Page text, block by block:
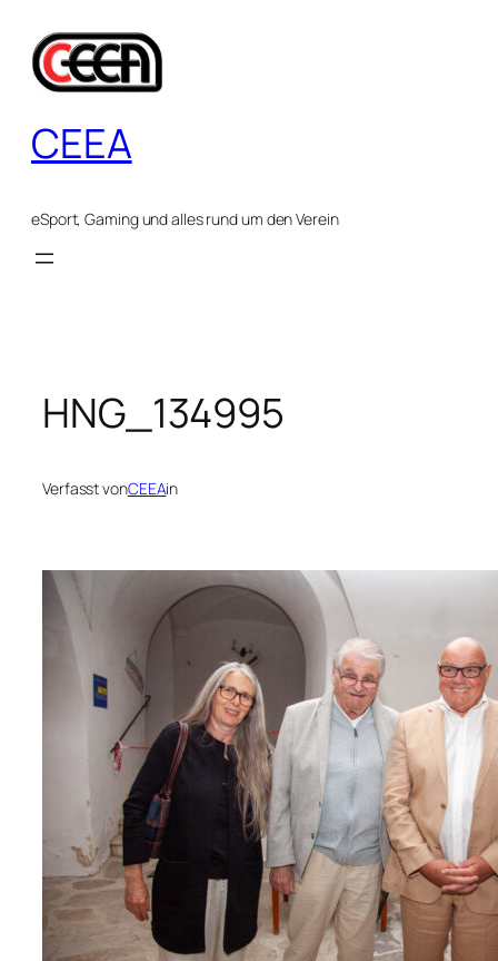
Inhalt
springen
CEEA
eSport, Gaming und alles rund um den Verein
HNG_134995
Verfasst vonCEEAin